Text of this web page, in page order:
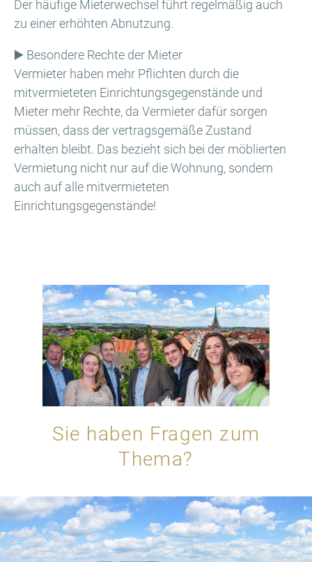
Der häufige Mieterwechsel führt regelmäßig auch
zu einer erhöhten Abnutzung.
▶️ Besondere Rechte der Mieter
Vermieter haben mehr Pflichten durch die
mitvermieteten Einrichtungsgegenstände und
Mieter mehr Rechte, da Vermieter dafür sorgen
müssen, dass der vertragsgemäße Zustand
erhalten bleibt. Das bezieht sich bei der möblierten
Vermietung nicht nur auf die Wohnung, sondern
auch auf alle mitvermieteten
Einrichtungsgegenstände!
Sie haben Fragen zum
Thema?